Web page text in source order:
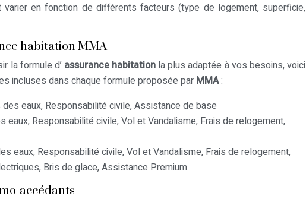
en fonction de différents facteurs (type de logement, superficie,
habitation MMA
la formule d’ assurance habitation la plus adaptée à vos besoins, voici
incluses dans chaque formule proposée par MMA:
eaux, Responsabilité civile, Assistance de base
eaux, Responsabilité civile, Vol et Vandalisme, Frais de relogement,
eaux, Responsabilité civile, Vol et Vandalisme, Frais de relogement,
Bris de glace, Assistance Premium
accédants